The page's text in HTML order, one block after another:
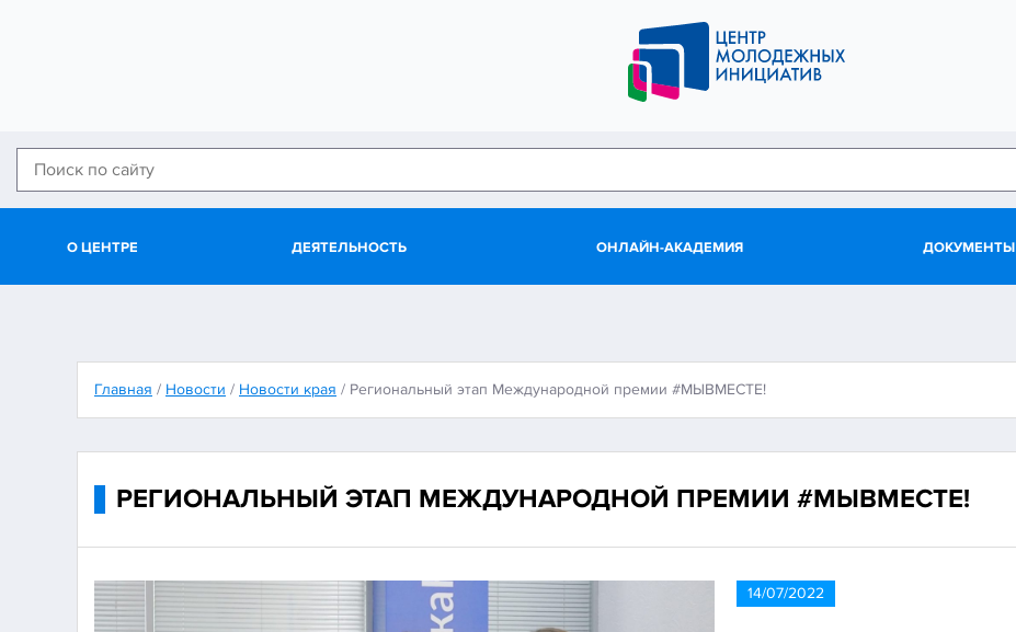
О ЦЕНТРЕ ДЕЯТЕЛЬНОСТЬ ОНЛАЙН-АКАДЕМИЯ ДОКУМЕНТЫ
Главная / Новости / Новости края / Региональный этап Международной премии #МЫВМЕСТЕ!
РЕГИОНАЛЬНЫЙ ЭТАП МЕЖДУНАРОДНОЙ ПРЕМИИ #МЫВМЕСТЕ!
14/07/2022